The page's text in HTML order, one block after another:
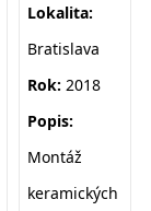
Lokalita:
Bratislava
Rok: 2018
Popis:
Montáž
keramických